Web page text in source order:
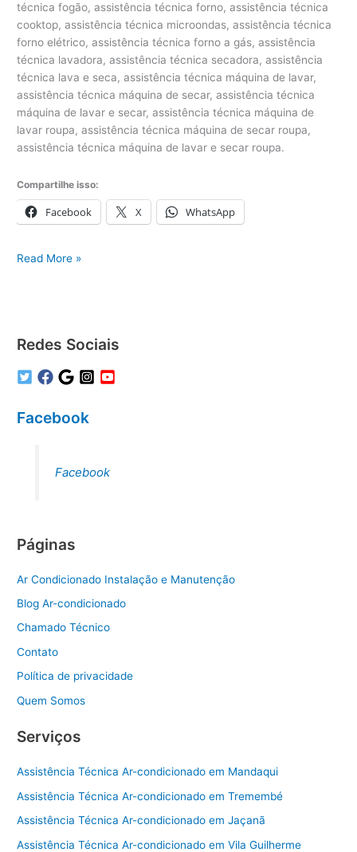
Compartilhe isso:
Facebook X WhatsApp
Assistência
Read More »
Redes Sociais
Facebook
Facebook
Páginas
Ar Condicionado Instalação e Manutenção
Blog Ar-condicionado
Chamado Técnico
Contato
Política de privacidade
Quem Somos
Serviços
Assistência Técnica Ar-condicionado em Mandaqui
Assistência Técnica Ar-condicionado em Tremembé
Assistência Técnica Ar-condicionado em Jaçanã
Assistência Técnica Ar-condicionado em Vila Guilherme